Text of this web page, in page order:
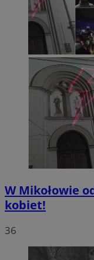
W Mikołowie
kobiet!
36